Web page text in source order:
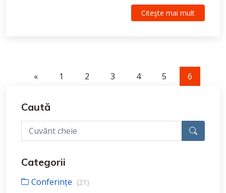
Citeşte mai mult
« 1 2 3 4 5 6
Caută
Categorii
Conferințe (21)